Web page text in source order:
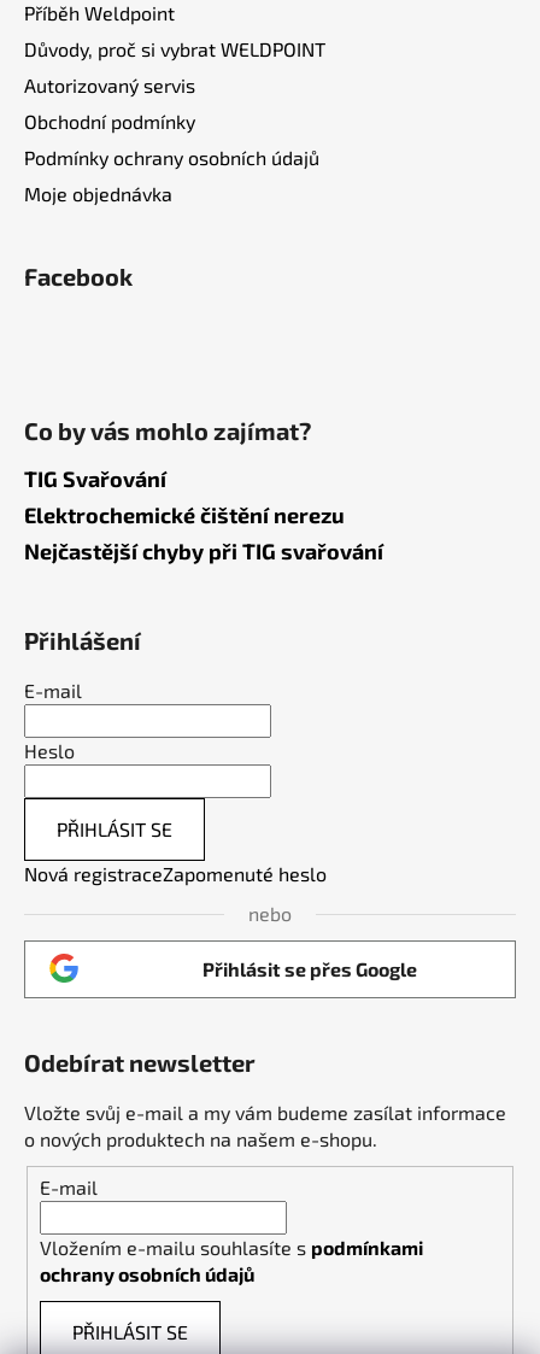
Příběh Weldpoint
Důvody, proč si vybrat WELDPOINT
Autorizovaný servis
Obchodní podmínky
Podmínky ochrany osobních údajů
Moje objednávka
Facebook
Co by vás mohlo zajímat?
TIG Svařování
Elektrochemické čištění nerezu
Nejčastější chyby při TIG svařování
Přihlášení
E-mail
Heslo
PŘIHLÁSIT SE
Nová registraceZapomenuté heslo
nebo
Přihlásit se přes Google
Odebírat newsletter
Vložte svůj e-mail a my vám budeme zasílat informace
o nových produktech na našem e-shopu.
E-mail
Vložením e-mailu souhlasíte s podmínkami
ochrany osobních údajů
PŘIHLÁSIT SE